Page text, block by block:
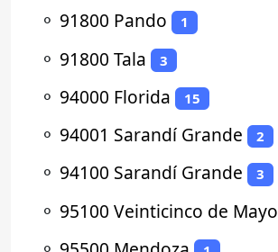
⚬ 91800 Pando 1
⚬ 91800 Tala 3
⚬ 94000 Florida 15
⚬ 94001 Sarandí Grande 2
⚬ 94100 Sarandí Grande 3
⚬ 95100 Veinticinco de Mayo